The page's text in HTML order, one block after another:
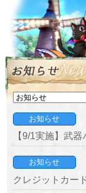
お知らせ
【9/1実施】武
お知らせ
クレジットカー